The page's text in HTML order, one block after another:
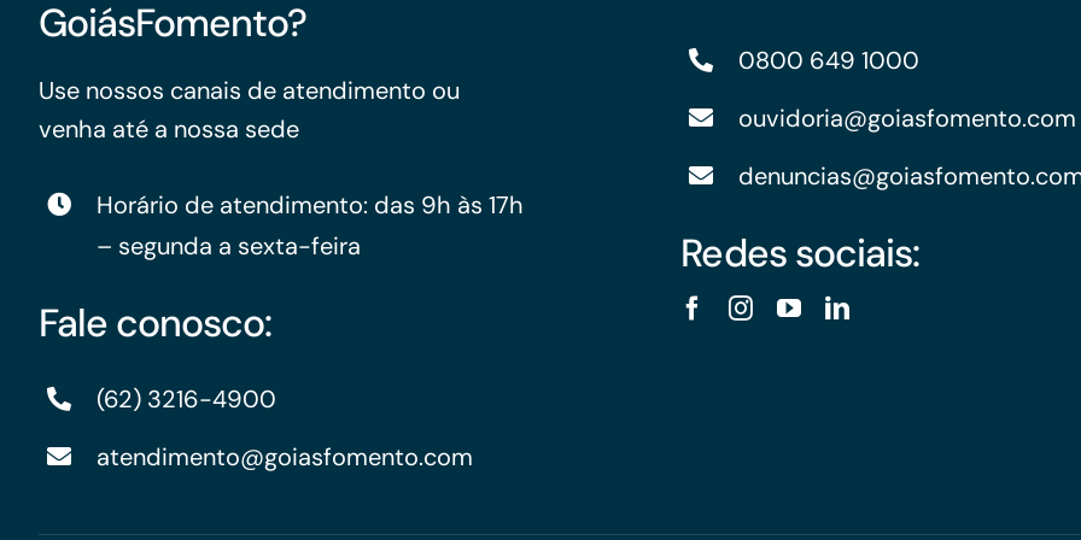
GoiásFomento?
Use nossos canais de atendimento ou
venha até a nossa sede
Horário de atendimento: das 9h às 17h
– segunda a sexta-feira
Fale conosco:
(62) 3216-4900
atendimento@goiasfomento.com
0800 649 1000
ouvidoria@goiasfomento.com
Redes sociais: